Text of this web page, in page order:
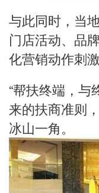
与此同时，当
门店活动、品
化营销动作刺
“帮扶终端，与
来的扶商准则
冰山一角。